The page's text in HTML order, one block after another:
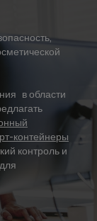
в области
контейнеры
контроль и